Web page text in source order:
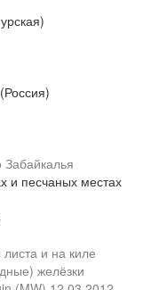
и песчаных местах
и на киле
желёзки